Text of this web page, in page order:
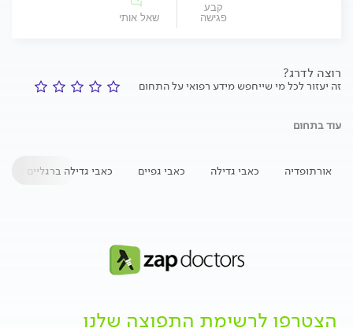
קבע
פגישה
שאל אותי
רוצה לדרג?
זה יעזור לכל מי שייחפש מידע רפואי על התחום
עוד בתחום
אורתופדיה כאבי גדילה כאבי גפיים כאבי גדילה ברגליים אצל
הצטרפו לרשימת התפוצה שלנו